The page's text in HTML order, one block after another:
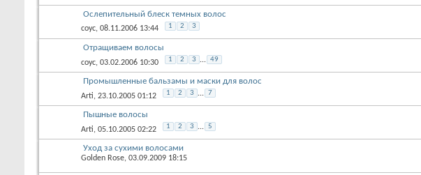
Ослепительный блеск темных волос
соус, 08.11.2006 13:44 1 2 3
Отращиваем волосы
соус, 03.02.2006 10:30 1 2 3 ... 49
Промышленные бальзамы и маски для волос
Arti, 23.10.2005 01:12 1 2 3 ... 7
Пышные волосы
Arti, 05.10.2005 02:22 1 2 3 ... 5
Уход за сухими волосами
Golden Rose, 03.09.2009 18:15